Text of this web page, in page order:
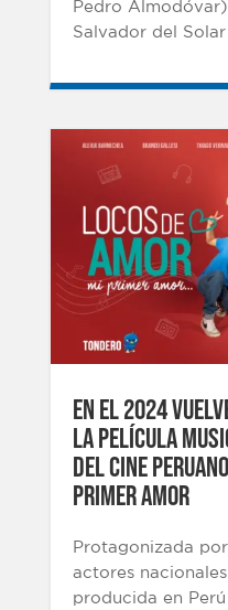
Pedro
Salvador del Solar
EN EL 2024
LA PELÍCULA
DEL CINE
PRIMER AMOR
Protagonizada
actores
producida en